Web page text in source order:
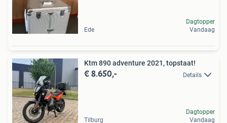
Ede
Dagtopper
Vandaag
Ktm 890 adventure 2021, topstaat!
€ 8.650,- Details
Tilburg
Dagtopper
Vandaag